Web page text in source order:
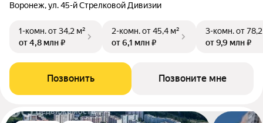
Воронеж, ул. 45-й Стрелковой Дивизии
1-комн.от 34,2 м²
от 4,8 млн ₽
2-комн.от 45,4 м²
от 6,1 млн ₽
3-комн.от
от 9,9 млн ₽
Позвонить Позвоните мне